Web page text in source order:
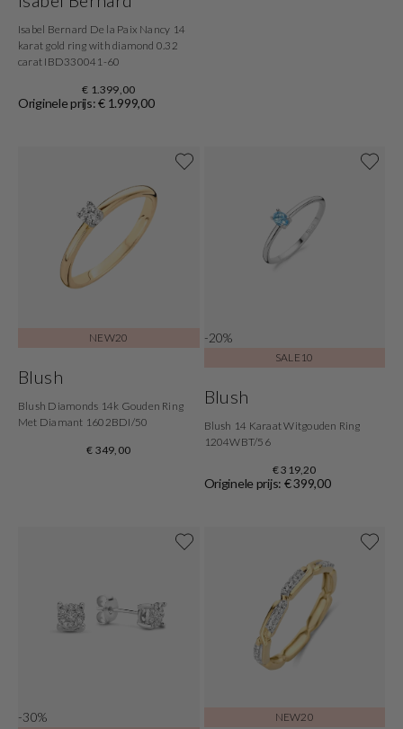
Isabel Bernard De la Paix Nancy 14
karat gold ring with diamond 0.32
carat IBD330041-60
€ 1.399,00
Originele prijs: € 1.999,00
NEW20
Blush
Blush Diamonds 14k Gouden Ring
Met Diamant 1602BDI/50
€ 349,00
-20%
SALE10
Blush
Blush 14 Karaat Witgouden Ring
1204WBT/56
€ 319,20
Originele prijs: € 399,00
-30% NEW20